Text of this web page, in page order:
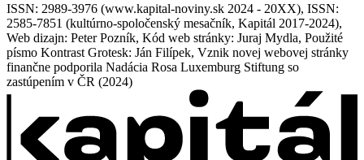
ISSN: 2989-3976 (www.kapital-noviny.sk 2024 - 20XX), ISSN:
2585-7851 (kultúrno-spoločenský mesačník, Kapitál 2017-2024),
Web dizajn: Peter Pozník, Kód web stránky: Juraj Mydla, Použité
písmo Kontrast Grotesk: Ján Filípek, Vznik novej webovej stránky
finančne podporila Nadácia Rosa Luxemburg Stiftung so
zastúpením v ČR (2024)